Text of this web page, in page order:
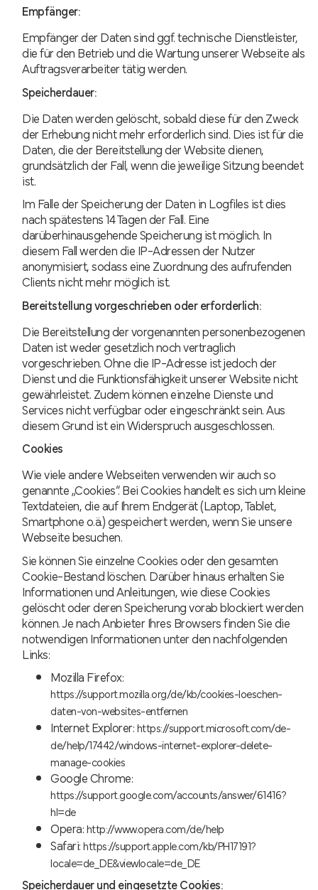
Empfänger:
Empfänger der Daten sind ggf. technische Dienstleister,
die für den Betrieb und die Wartung unserer Webseite als
Auftragsverarbeiter tätig werden.
Speicherdauer:
Die Daten werden gelöscht, sobald diese für den Zweck
der Erhebung nicht mehr erforderlich sind. Dies ist für die
Daten, die der Bereitstellung der Website dienen,
grundsätzlich der Fall, wenn die jeweilige Sitzung beendet
ist.
Im Falle der Speicherung der Daten in Logfiles ist dies
nach spätestens 14 Tagen der Fall. Eine
darüberhinausgehende Speicherung ist möglich. In
diesem Fall werden die IP-Adressen der Nutzer
anonymisiert, sodass eine Zuordnung des aufrufenden
Clients nicht mehr möglich ist.
Bereitstellung vorgeschrieben oder erforderlich:
Die Bereitstellung der vorgenannten personenbezogenen
Daten ist weder gesetzlich noch vertraglich
vorgeschrieben. Ohne die IP-Adresse ist jedoch der
Dienst und die Funktionsfähigkeit unserer Website nicht
gewährleistet. Zudem können einzelne Dienste und
Services nicht verfügbar oder eingeschränkt sein. Aus
diesem Grund ist ein Widerspruch ausgeschlossen.
Cookies
Wie viele andere Webseiten verwenden wir auch so
genannte „Cookies“. Bei Cookies handelt es sich um kleine
Textdateien, die auf Ihrem Endgerät (Laptop, Tablet,
Smartphone o.ä.) gespeichert werden, wenn Sie unsere
Webseite besuchen.
Sie können Sie einzelne Cookies oder den gesamten
Cookie-Bestand löschen. Darüber hinaus erhalten Sie
Informationen und Anleitungen, wie diese Cookies
gelöscht oder deren Speicherung vorab blockiert werden
können. Je nach Anbieter Ihres Browsers finden Sie die
notwendigen Informationen unter den nachfolgenden
Links:
Mozilla Firefox:
https://support.mozilla.org/de/kb/cookies-loeschen-
daten-von-websites-entfernen
Internet Explorer:https://support.microsoft.com/de-
de/help/17442/windows-internet-explorer-delete-
manage-cookies
Google Chrome:
https://support.google.com/accounts/answer/61416?
hl=de
Opera:http://www.opera.com/de/help
Safari:https://support.apple.com/kb/PH17191?
locale=de_DE&viewlocale=de_DE
Speicherdauer und eingesetzte Cookies: